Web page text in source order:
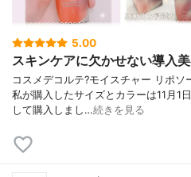
5.00
スキンケアに欠かせない導入
コスメデコルテ?モイスチャー リポ
私が購入したサイズとカラーは11月1
して購入しまし…続きを見る